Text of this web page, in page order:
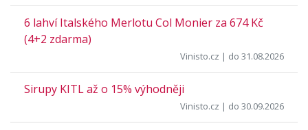
6 lahví Italského Merlotu Col Monier za 674 Kč
(4+2 zdarma)
Vinisto.cz | do 31.08.2026
Sirupy KITL až o 15% výhodněji
Vinisto.cz | do 30.09.2026